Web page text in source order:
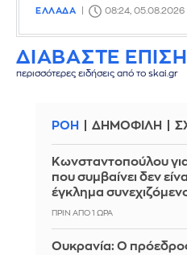
ΕΛΛΑΔΑ 08:24, 05.08.2026
ΔΙΑΒΑΣΤΕ
περισσότερες ειδήσεις από το skai.gr
ΡΟΗ ΔΗΜΟΦΙΛΗ
Κωνσταντοπούλου
που συμβαίνει δεν
έγκλημα
ΠΡΙΝ ΑΠΌ 1 ΏΡΑ
Ουκρανία: Ο